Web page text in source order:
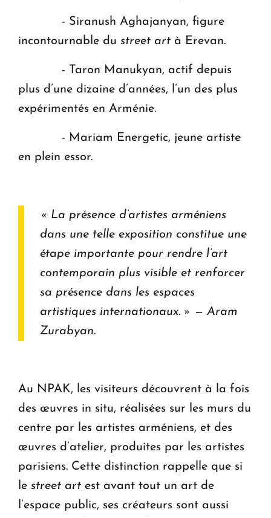
- Siranush Aghajanyan, figure
incontournable du street art à Erevan.
- Taron Manukyan, actif depuis
plus d’une dizaine d’années, l’un des plus
expérimentés en Arménie.
- Mariam Energetic, jeune artiste
en plein essor.
« La présence d’artistes arméniens
dans une telle exposition constitue une
étape importante pour rendre l’art
contemporain plus visible et renforcer
sa présence dans les espaces
artistiques internationaux. » — Aram
Zurabyan.
Au NPAK, les visiteurs découvrent à la fois
des œuvres in situ, réalisées sur les murs du
centre par les artistes arméniens, et des
œuvres d’atelier, produites par les artistes
parisiens. Cette distinction rappelle que si
le street art est avant tout un art de
l’espace public, ses créateurs sont aussi